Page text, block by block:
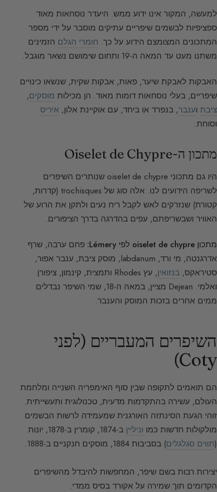
למעשה, המקור אינו ידוע ממש. היעדר נוסחאות מאוד
ספציפיות לבשמים שיפריים עתיקים מוסבר על ידי מספר
המתכונים המצומצם הידוע על כך. חומרי הגלם הזמינים
משתנו מעט עד המאה ה-19 ותחום שימושם נשאר מוגבל.
האבקות לאבקת שיער, פאות, אבקות שקית, שנשאו כינויים
שיפריים, בעלי נוסחאות דומות מאוד. הן מכילות מוסקים,
ציבת וענבר, בנפרד או ביחד, עם אוקיינת אלון, איריס
וסוחת.
מתכון ה-Oiselet de Chypre
היו גם מתכוני oiselet de chypre שנותרים השיפרים
לשריפה הידועים לנו. אלה סוג של trochisques (קדרות,
קטורת) שנזרקים לאש לקבל ריח נעים ולתקן את הרוע של
האוויר ושבשריפתם, עפים בהדרגה בדרך הציפורים.
מתכון oiselet de chypre לפי Lémery:
פחם ערבה, שרף
אדרגנטה, מי ורד, labdanum, מוסק ציבת, ענבר אפור,
סטיראקס, בנזואין
, עץ Rhodes ותמצית, קינמון, ציפורן
ואלמי. Dejean מציין, במאה ה-18, שמי השיפר נבדלים
ממים אחרים בזכות המוסק והענבר.
השיפרים המעבריים (לפני
Coty)
הם תואמים לתקופה שבין סוף האימפריה השנייה ומלחמת
העולם, עשירה בהתקדמות מדעית, טכנולוגית ותעשייתית.
זוהי הגעת הסינתזה האורגנית שמעמידה לרשות הבשמים
מולקולות חדשות כמו וניליין
ב-1874, קומרין ב-1878, יונות
(תווים סגלגלים) בסביבות 1884, מוסקים חנקניים ב-1888.
יצירות רבות בשם שיפר, המחפשות להיבדל מהשיפרים
הקדומים תוך שמירה על אקורד בסיס ממדי.